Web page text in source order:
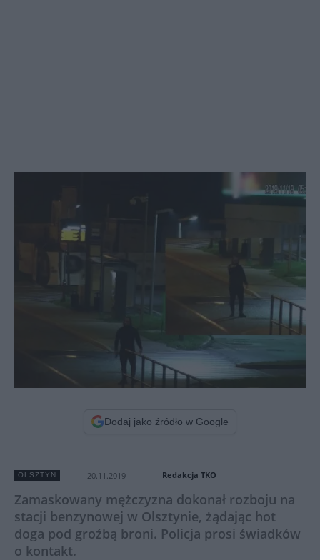
Dodaj jako źródło w Google
OLSZTYN 20.11.2019 Redakcja TKO
Zamaskowany mężczyzna dokonał rozboju na
stacji benzynowej w Olsztynie, żądając hot
doga pod groźbą broni. Policja prosi świadków
o kontakt.